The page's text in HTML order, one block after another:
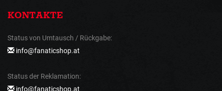
KONTAKTE
Status von Umtausch / Rückgabe:
info@fanaticshop.at
Status der Reklamation:
info@fanaticshop.at